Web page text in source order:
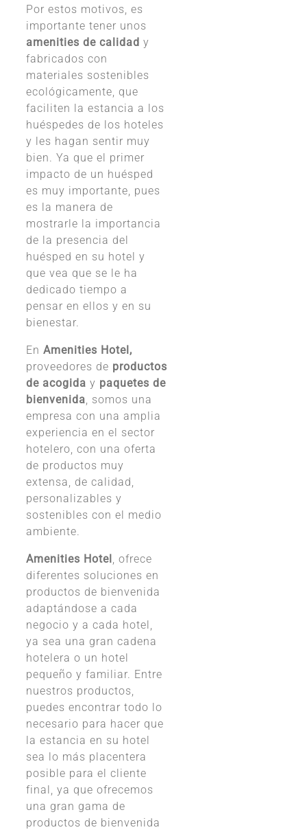
Por estos motivos, es
importante tener unos
amenities de calidad y
fabricados con
materiales sostenibles
ecológicamente, que
faciliten la estancia a los
huéspedes de los hoteles
y les hagan sentir muy
bien. Ya que el primer
impacto de un huésped
es muy importante, pues
es la manera de
mostrarle la importancia
de la presencia del
huésped en su hotel y
que vea que se le ha
dedicado tiempo a
pensar en ellos y en su
bienestar.
En Amenities Hotel,
proveedores de productos
de acogida y paquetes de
bienvenida, somos una
empresa con una amplia
experiencia en el sector
hotelero, con una oferta
de productos muy
extensa, de calidad,
personalizables y
sostenibles con el medio
ambiente.
Amenities Hotel , ofrece
diferentes soluciones en
productos de bienvenida
adaptándose a cada
negocio y a cada hotel,
ya sea una gran cadena
hotelera o un hotel
pequeño y familiar. Entre
nuestros productos,
puedes encontrar todo lo
necesario para hacer que
la estancia en su hotel
sea lo más placentera
posible para el cliente
final, ya que ofrecemos
una gran gama de
productos de bienvenida